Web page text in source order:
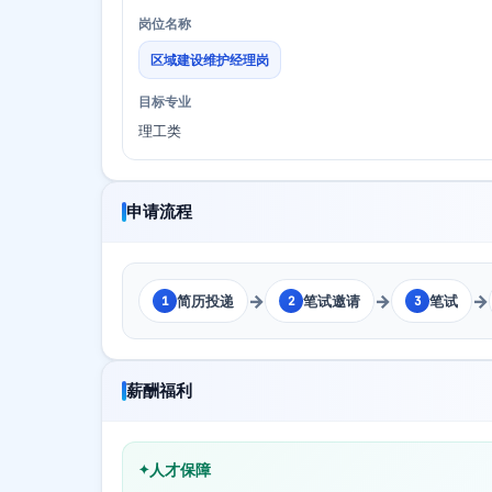
岗位名称
区域建设维护经理岗
目标专业
理工类
申请流程
1 简历投递 → 2 笔试邀请 → 3 笔试 →
薪酬福利
人才保障